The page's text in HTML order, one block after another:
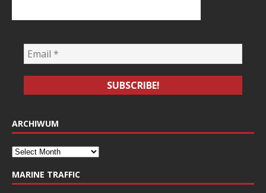
ARCHIWUM
MARINE TRAFFIC